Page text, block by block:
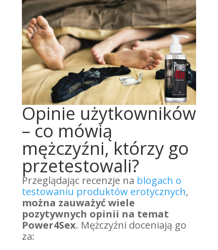
Opinie użytkowników
– co mówią
mężczyźni, którzy go
przetestowali?
Przeglądając recenzje na blogach o
testowaniu produktów erotycznych,
można zauważyć wiele
pozytywnych opinii na temat
Power4Sex. Mężczyźni doceniają go
za: